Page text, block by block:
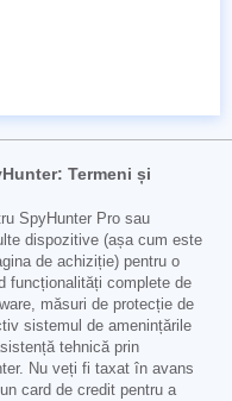
Termeni și
SpyHunter Pro sau
dispozitive (așa cum este
de achiziție) pentru o
funcționalități complete de
măsuri de protecție de
sistemul de amenințările
tehnică prin
Nu veți fi taxat în avans
card de credit pentru a